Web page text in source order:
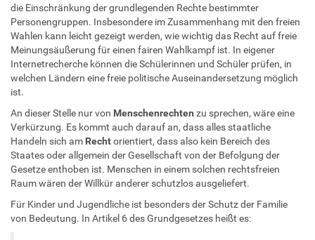
die Einschränkung der grundlegenden Rechte bestimmter
Personengruppen. Insbesondere im Zusammenhang mit den freien
Wahlen kann leicht gezeigt werden, wie wichtig das Recht auf freie
Meinungsäußerung für einen fairen Wahlkampf ist. In eigener
Internetrecherche können die Schülerinnen und Schüler prüfen, in
welchen Ländern eine freie politische Auseinandersetzung möglich
ist.
An dieser Stelle nur von Menschenrechten zu sprechen, wäre eine
Verkürzung. Es kommt auch darauf an, dass alles staatliche
Handeln sich am Rechtorientiert, dass also kein Bereich des
Staates oder allgemein der Gesellschaft von der Befolgung der
Gesetze enthoben ist. Menschen in einem solchen rechtsfreien
Raum wären der Willkür anderer schutzlos ausgeliefert.
Für Kinder und Jugendliche ist besonders der Schutz der Familie
von Bedeutung. In Artikel 6 des Grundgesetzes heißt es: